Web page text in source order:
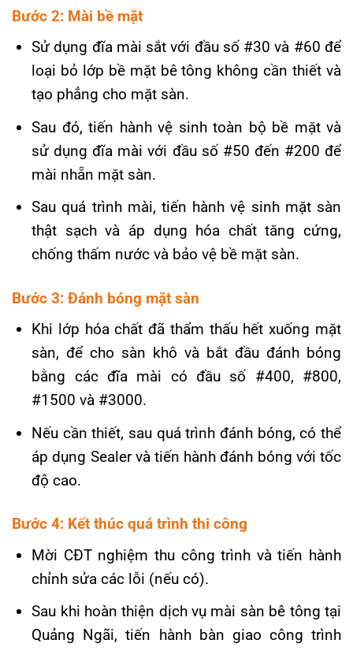
Bước 2: Mài bề mặt
Sử dụng đĩa mài sắt với đầu số #30 và #60 để
loại bỏ lớp bề mặt bê tông không cần thiết và
tạo phẳng cho mặt sàn.
Sau đó, tiến hành vệ sinh toàn bộ bề mặt và
sử dụng đĩa mài với đầu số #50 đến #200 để
mài nhẵn mặt sàn.
Sau quá trình mài, tiến hành vệ sinh mặt sàn
thật sạch và áp dụng hóa chất tăng cứng,
chống thấm nước và bảo vệ bề mặt sàn.
Bước 3: Đánh bóng mặt sàn
Khi lớp hóa chất đã thẩm thấu hết xuống mặt
sàn, để cho sàn khô và bắt đầu đánh bóng
bằng các đĩa mài có đầu số #400, #800,
#1500 và #3000.
Nếu cần thiết, sau quá trình đánh bóng, có thể
áp dụng Sealer và tiến hành đánh bóng với tốc
độ cao.
Bước 4: Kết thúc quá trình thi công
Mời CĐT nghiệm thu công trình và tiến hành
chỉnh sửa các lỗi (nếu có).
Sau khi hoàn thiện dịch vụ mài sàn bê tông tại
Quảng Ngãi, tiến hành bàn giao công trình